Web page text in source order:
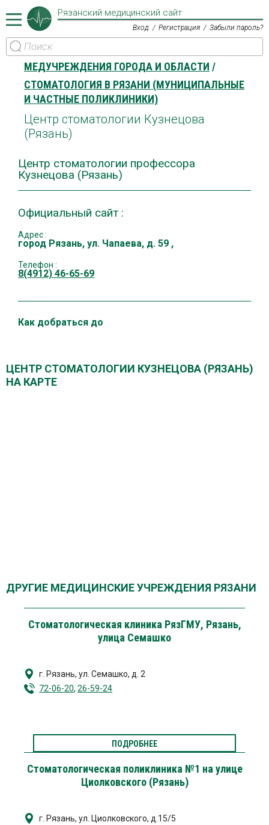
Рязанский медицинский сайт
Вход Регистрация Забыли пароль?
МЕДУЧРЕЖДЕНИЯ ГОРОДА И ОБЛАСТИ
СТОМАТОЛОГИЯ В РЯЗАНИ (МУНИЦИПАЛЬНЫЕ
И ЧАСТНЫЕ ПОЛИКЛИНИКИ)
Центр стоматологии Кузнецова
(Рязань)
Центр стоматологии профессора
Кузнецова (Рязань)
Официальный сайт :
Адрес :
город Рязань, ул. Чапаева, д. 59 ,
Телефон :
8(4912) 46-65-69
Как добраться до
ЦЕНТР СТОМАТОЛОГИИ КУЗНЕЦОВА (РЯЗАНЬ)
НА КАРТЕ
ДРУГИЕ МЕДИЦИНСКИЕ УЧРЕЖДЕНИЯ РЯЗАНИ
Стоматологическая клиника РязГМУ, Рязань,
улица Семашко
г. Рязань, ул. Семашко, д. 2
72-06-20, 26-59-24
ПОДРОБНЕЕ
Стоматологическая поликлиника №1 на улице
Циолковского (Рязань)
г. Рязань, ул. Циолковского, д.15/5